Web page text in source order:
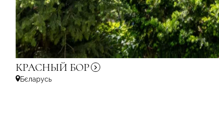
КРАСНЫЙ БОР
Бєларусь